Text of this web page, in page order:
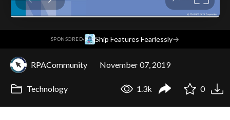
SPONSORED· Ship Features Fearlessly→
RPACommunity November 07, 2019
Technology 1.3k 0